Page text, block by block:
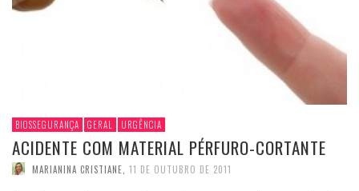
BIOSSEGURANÇA GERAL URGÊNCIA
ACIDENTE COM MATERIAL PÉRFURO-CORTANTE
MARIANINA CRISTIANE 11 DE OUTUBRO DE 2011